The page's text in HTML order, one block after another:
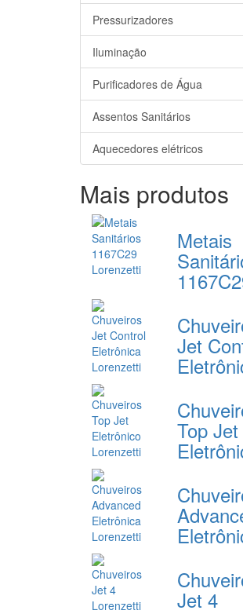
Pressurizadores
Iluminação
Purificadores de Água
Assentos Sanitários
Aquecedores elétricos
Mais produtos
Metais
Jet
Top Jet
Jet 4